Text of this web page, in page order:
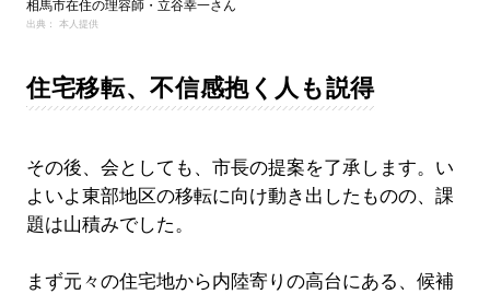
相馬市在住の理容師・立谷幸一さん
出典： 本人提供
住宅移転、不信感抱く人も説得
その後、会としても、市長の提案を了承します。い
よいよ東部地区の移転に向け動き出したものの、課
題は山積みでした。
まず元々の住宅地から内陸寄りの高台にある、候補